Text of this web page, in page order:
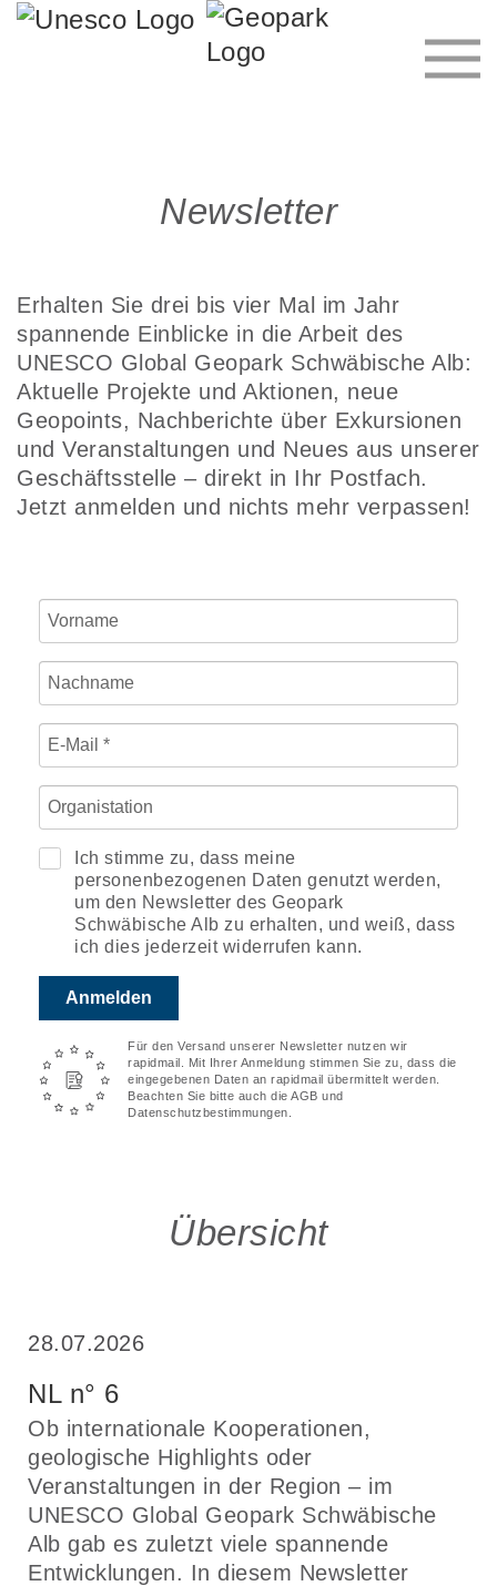
Newsletter
Erhalten Sie drei bis vier Mal im Jahr
spannende Einblicke in die Arbeit des
UNESCO Global Geopark Schwäbische Alb:
Aktuelle Projekte und Aktionen, neue
Geopoints, Nachberichte über Exkursionen
und Veranstaltungen und Neues aus unserer
Geschäftsstelle – direkt in Ihr Postfach.
Jetzt anmelden und nichts mehr verpassen!
Ich stimme zu, dass meine
personenbezogenen Daten genutzt werden,
um den Newsletter des Geopark
Schwäbische Alb zu erhalten, und weiß, dass
ich dies jederzeit widerrufen kann.
Anmelden
Für den Versand unserer Newsletter nutzen wir
rapidmail. Mit Ihrer Anmeldung stimmen Sie zu, dass die
eingegebenen Daten an rapidmail übermittelt werden.
Beachten Sie bitte auch die AGB und
Datenschutzbestimmungen.
Übersicht
28.07.2026
NL n° 6
Ob internationale Kooperationen,
geologische Highlights oder
Veranstaltungen in der Region – im
UNESCO Global Geopark Schwäbische
Alb gab es zuletzt viele spannende
Entwicklungen. In diesem Newsletter